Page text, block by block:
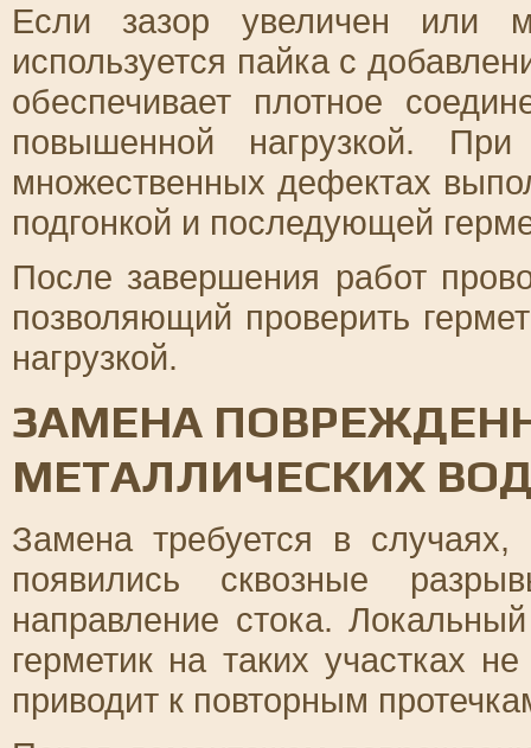
Если зазор увеличен или
используется пайка с
обеспечивает плотное
повышенной нагрузкой.
множественных дефектах
подгонкой и последующей
После завершения работ
позволяющий проверить
нагрузкой.
ЗАМЕНА
МЕТАЛЛИЧЕСКИХ
Замена требуется в случаях,
появились сквозные
направление стока.
герметик на таких участках
приводит к повторным